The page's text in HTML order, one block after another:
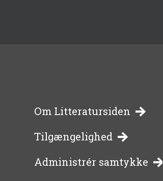
-
bibliotekernes
Om Litteratursiden
Tilgængelighed
Administrér samtykke